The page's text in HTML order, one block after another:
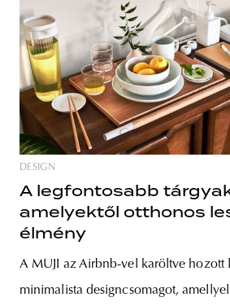
DESIGN
A legfontosabb
amelyektől otthonos
élmény
A MUJI az Airbnb-vel karöltve hozott
minimalista designcsomagot,